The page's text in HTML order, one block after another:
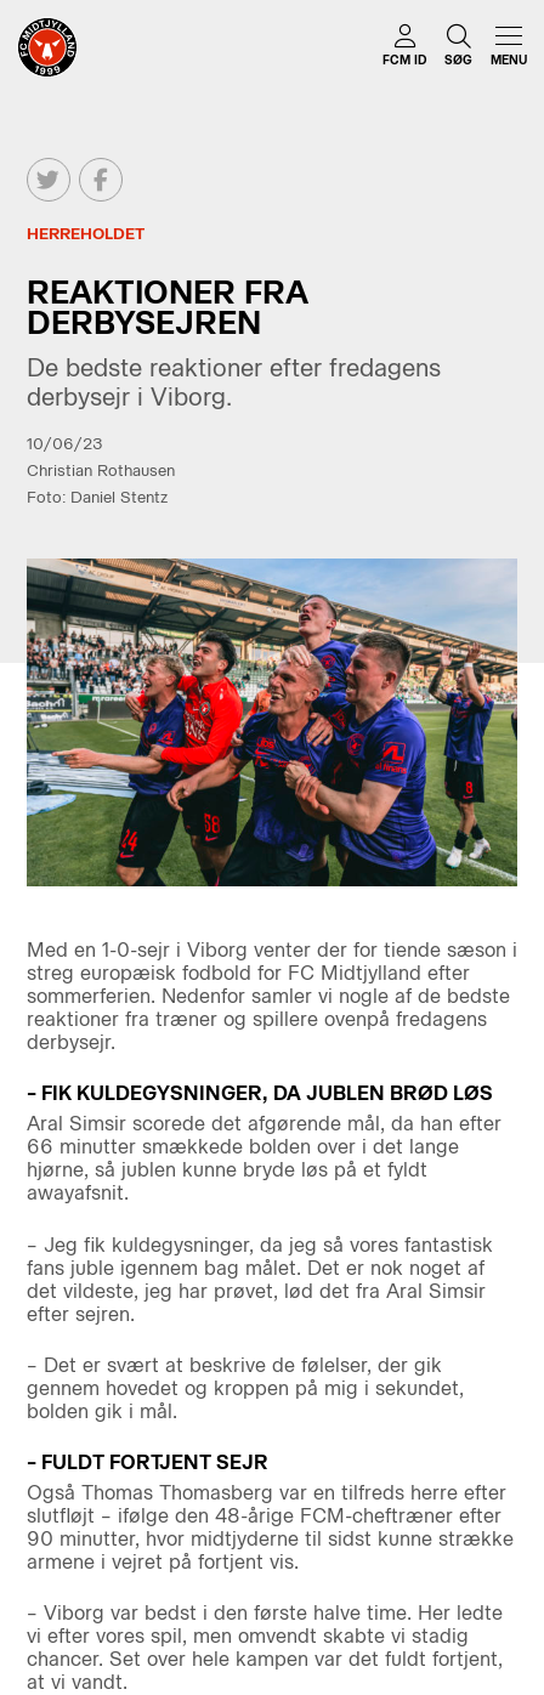
FCM ID SØG MENU
HERREHOLDET
REAKTIONER FRA
DERBYSEJREN
De bedste reaktioner efter fredagens
derbysejr i Viborg.
10/06/23
Christian Rothausen
Foto: Daniel Stentz
Med en 1-0-sejr i Viborg venter der for tiende sæson i
streg europæisk fodbold for FC Midtjylland efter
sommerferien. Nedenfor samler vi nogle af de bedste
reaktioner fra træner og spillere ovenpå fredagens
derbysejr.
– FIK KULDEGYSNINGER, DA JUBLEN BRØD LØS
Aral Simsir scorede det afgørende mål, da han efter
66 minutter smækkede bolden over i det lange
hjørne, så jublen kunne bryde løs på et fyldt
awayafsnit.
– Jeg fik kuldegysninger, da jeg så vores fantastisk
fans juble igennem bag målet. Det er nok noget af
det vildeste, jeg har prøvet, lød det fra Aral Simsir
efter sejren.
– Det er svært at beskrive de følelser, der gik
gennem hovedet og kroppen på mig i sekundet,
bolden gik i mål.
– FULDT FORTJENT SEJR
Også Thomas Thomasberg var en tilfreds herre efter
slutfløjt – ifølge den 48-årige FCM-cheftræner efter
90 minutter, hvor midtjyderne til sidst kunne strække
armene i vejret på fortjent vis.
– Viborg var bedst i den første halve time. Her ledte
vi efter vores spil, men omvendt skabte vi stadig
chancer. Set over hele kampen var det fuldt fortjent,
at vi vandt.